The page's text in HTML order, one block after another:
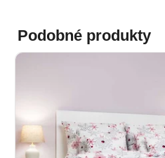
Podobné produkty